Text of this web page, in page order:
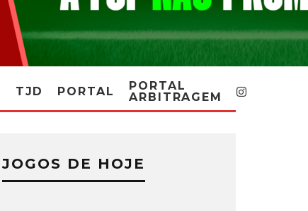
TJD PORTAL
PORTAL
ARBITRAGEM
JOGOS DE HOJE